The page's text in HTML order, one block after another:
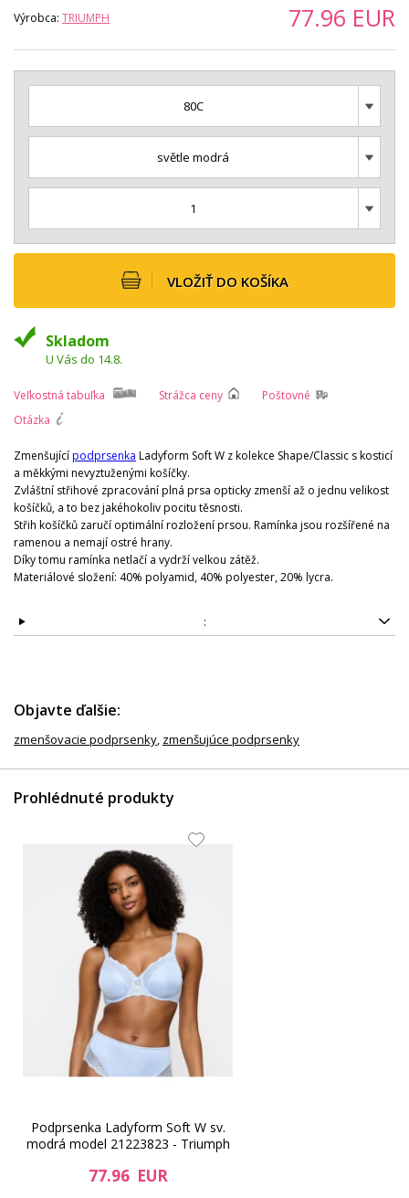
Výrobca: TRIUMPH 77.96 EUR
80C
světle modrá
1
VLOŽIŤ DO KOŠÍKA
Skladom
U Vás do 14.8.
Veľkostná tabuľka Strážca ceny
Poštovné
Otázka
Zmenšujícípodprsenka Ladyform Soft W z kolekce Shape/Classic s kosticí
a měkkými nevyztuženými košíčky.
Zvláštní střihové zpracování plná prsa opticky zmenší až o jednu velikost
košíčků, a to bez jakéhokoliv pocitu těsnosti.
Střih košíčků zaručí optimální rozložení prsou. Ramínka jsou rozšířené na
ramenou a nemají ostré hrany.
Díky tomu ramínka netlačí a vydrží velkou zátěž.
Materiálové složení: 40% polyamid, 40% polyester, 20% lycra.
:
Objavte ďalšie:
zmenšovacie podprsenky, zmenšujúce podprsenky
Prohlédnuté produkty
Podprsenka Ladyform Soft W sv.
modrá model 21223823 - Triumph
77.96 EUR